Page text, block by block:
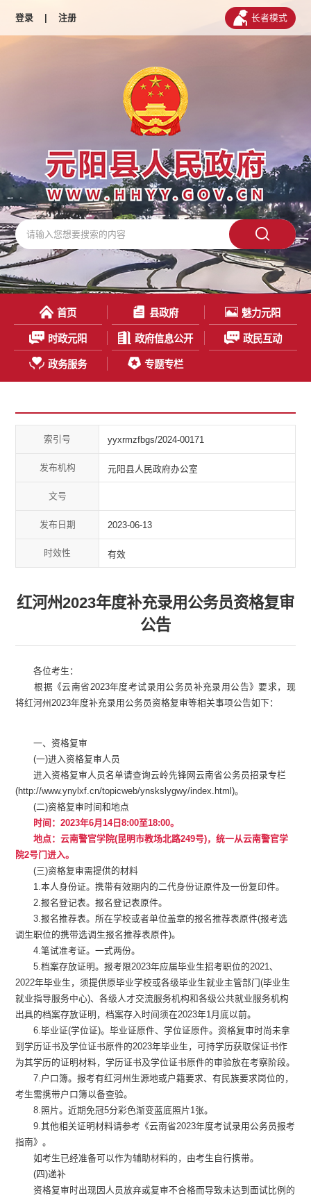
登录 | 注册 长者模式
首页 县政府 魅力元阳
时政元阳 政府信息公开 政民互动
政务服务 专题专栏
索引号 yyxrmzfbgs/2024-00171
发布机构 元阳县人民政府办公室
文号
发布日期 2023-06-13
时效性 有效
红河州2023年度补充录用公务员资格复审
公告
各位考生：
根据《云南省2023年度考试录用公务员补充录用公告》要求，现
将红河州2023年度补充录用公务员资格复审等相关事项公告如下：
一、资格复审
(一)进入资格复审人员
进入资格复审人员名单请查询云岭先锋网云南省公务员招录专栏
(http://www.ynylxf.cn/topicweb/ynskslygwy/index.html)。
(二)资格复审时间和地点
时间：2023年6月14日8:00至18:00。
地点：云南警官学院(昆明市教场北路249号)，统一从云南警官学
院2号门进入。
(三)资格复审需提供的材料
1.本人身份证。携带有效期内的二代身份证原件及一份复印件。
2.报名登记表。报名登记表原件。
3.报名推荐表。所在学校或者单位盖章的报名推荐表原件(报考选
调生职位的携带选调生报名推荐表原件)。
4.笔试准考证。一式两份。
5.档案存放证明。报考限2023年应届毕业生招考职位的2021、
2022年毕业生，须提供原毕业学校或各级毕业生就业主管部门(毕业生
就业指导服务中心)、各级人才交流服务机构和各级公共就业服务机构
出具的档案存放证明，档案存入时间须在2023年1月底以前。
6.毕业证(学位证)。毕业证原件、学位证原件。资格复审时尚未拿
到学历证书及学位证书原件的2023年毕业生，可持学历获取保证书作
为其学历的证明材料，学历证书及学位证书原件的审验放在考察阶段。
7.户口簿。报考有红河州生源地或户籍要求、有民族要求岗位的，
考生需携带户口簿以备查验。
8.照片。近期免冠5分彩色渐变蓝底照片1张。
9.其他相关证明材料请参考《云南省2023年度考试录用公务员报考
指南》。
如考生已经准备可以作为辅助材料的，由考生自行携带。
(四)递补
资格复审时出现因人员放弃或复审不合格而导致未达到面试比例的